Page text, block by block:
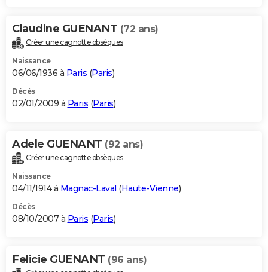
Claudine GUENANT (72 ans)
Créer une cagnotte obsèques
Naissance
06/06/1936 à Paris (Paris)
Décès
02/01/2009 à Paris (Paris)
Adele GUENANT (92 ans)
Créer une cagnotte obsèques
Naissance
04/11/1914 à Magnac-Laval (Haute-Vienne)
Décès
08/10/2007 à Paris (Paris)
Felicie GUENANT (96 ans)